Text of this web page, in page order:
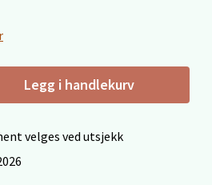
Legg i handlekurv
velges ved utsjekk
Senter Moa